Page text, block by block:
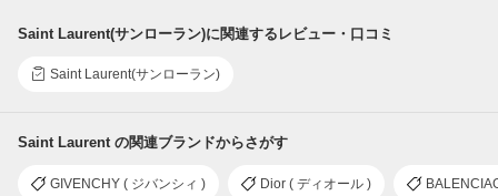
Saint Laurent(サンローラン)に関連するレビュー・口コミ
Saint Laurent(サンローラン)
Saint Laurent の関連ブランドからさがす
GIVENCHY ( ジバンシィ ) Dior ( ディオール )